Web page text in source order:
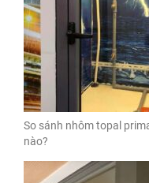
So sánh nhôm topal
nào?